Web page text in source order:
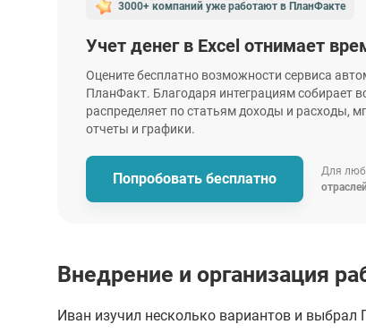
3000+ компаний уже работают в ПланФакте
Учет денег в Excel отнимает
Оцените бесплатно возможности сервиса
ПланФакт. Благодаря интеграциям собирает
распределяет по статьям доходы и расходы,
отчеты и графики.
Попробовать бесплатно
Для
отраслей
Внедрение и организация
Иван изучил несколько вариантов и выбрал